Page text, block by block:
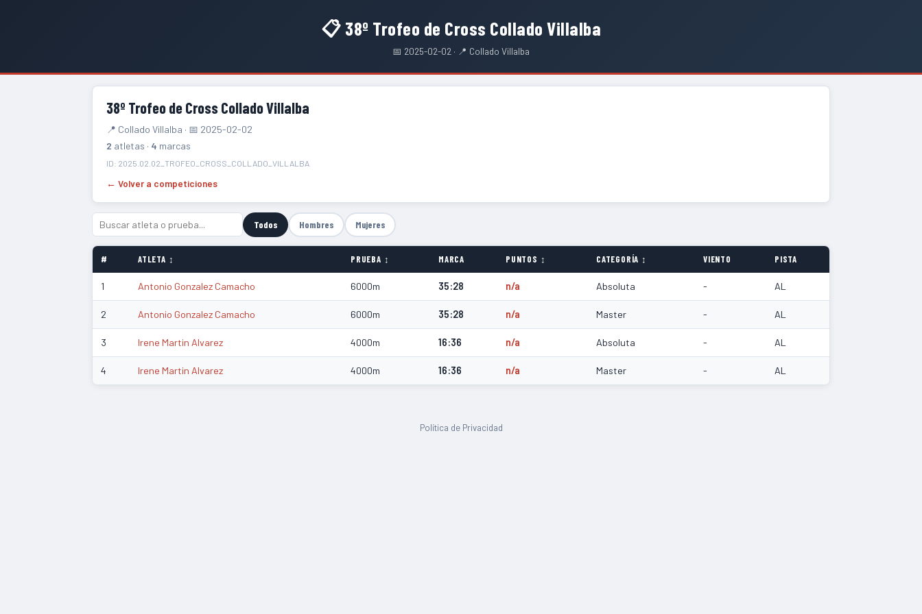
📋 38º Trofeo de Cross Collado Villalba
📅 2025-02-02 · 📍 Collado Villalba
38º Trofeo de Cross Collado Villalba
📍 Collado Villalba · 📅 2025-02-02
2 atletas · 4 marcas
ID: 2025.02.02_TROFEO_CROSS_COLLADO_VILLALBA
← Volver a competiciones
Todos Hombres Mujeres
# ATLETA ↕ PRUEBA ↕ MARCA PUNTOS ↕ CATEGORÍA ↕ VIENTO PISTA
1 Antonio Gonzalez Camacho 6000m 35:28 n/a Absoluta - AL
2 Antonio Gonzalez Camacho 6000m 35:28 n/a Master - AL
3 Irene Martin Alvarez 4000m 16:36 n/a Absoluta - AL
4 Irene Martin Alvarez 4000m 16:36 n/a Master - AL
Política de Privacidad